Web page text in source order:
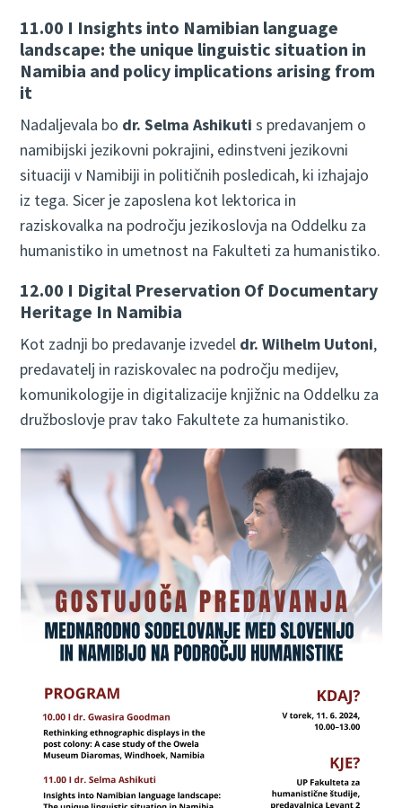
11.00 I Insights into Namibian language
landscape: the unique linguistic situation in
Namibia and policy implications arising from
it
Nadaljevala bo dr. Selma Ashikuti s predavanjem o
namibijski jezikovni pokrajini, edinstveni jezikovni
situaciji v Namibiji in političnih posledicah, ki izhajajo
iz tega. Sicer je zaposlena kot lektorica in
raziskovalka na področju jezikoslovja na Oddelku za
humanistiko in umetnost na Fakulteti za humanistiko.
12.00 I Digital Preservation Of Documentary
Heritage In Namibia
Kot zadnji bo predavanje izvedel dr. Wilhelm Uutoni,
predavatelj in raziskovalec na področju medijev,
komunikologije in digitalizacije knjižnic na Oddelku za
družboslovje prav tako Fakultete za humanistiko.